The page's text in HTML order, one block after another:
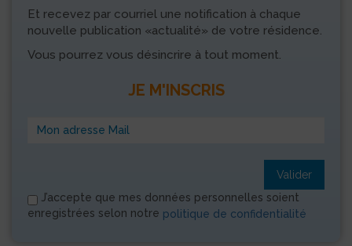
Et recevez par courriel une notification à chaque
nouvelle publication «actualité» de votre résidence.
Vous pourrez vous désincrire à tout moment.
JE M'INSCRIS
Valider
J’accepte que mes données personnelles soient
enregistrées selon notre politique de confidentialité